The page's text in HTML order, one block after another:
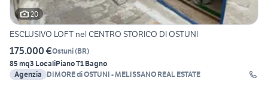
20
ESCLUSIVO LOFT nel CENTRO STORICO DI OSTUNI
175.000 €Ostuni(BR)
85 mq3 LocaliPiano T1 Bagno
Agenzia
DIMORE di OSTUNI - MELISSANO REAL ESTATE